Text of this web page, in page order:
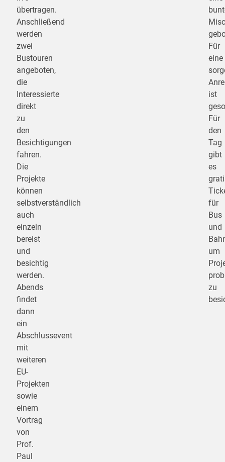
übertragen.
Anschließend
werden
zwei
Bustouren
angeboten,
die
Interessierte
direkt
zu
den
Besichtigungen
fahren.
Die
Projekte
können
selbstverständlich
auch
einzeln
bereist
und
besichtig
werden.
Abends
findet
dann
ein
Abschlussevent
mit
weiteren
EU-
Projekten
sowie
einem
Vortrag
von
Prof.
Paul
Für
eine
ist
Für
den
Tag
gibt
es
für
Bus
und
um
zu